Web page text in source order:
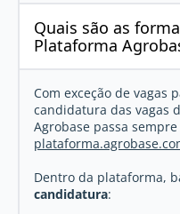
Quais são as
Plataforma
Com exceção de vagas
candidatura das vagas
Agrobase passa
Dentro da plataforma,
candidatura: